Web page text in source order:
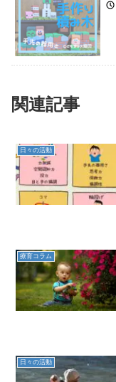
関連記事
日々の活動
療育コラム
日々の活動